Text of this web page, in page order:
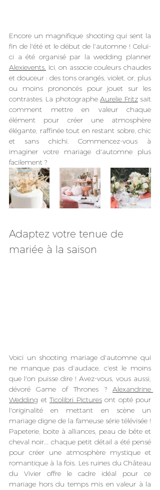
Encore un magnifique shooting qui sent la
fin de l'été et le début de l'automne ! Celui-
Alexievents. Ici, on associe couleurs chaudes
et douceur : des tons orangés, violet, or, plus
ou moins prononcés pour jouet sur les
contrastes. La photographe Aurelie Fritz sait
comment mettre en valeur chaque
élément pour créer une atmosphère
élégante, raffinée tout en restant sobre, chic
et sans chichi. Commencez-vous à
imaginer votre mariage d'automne plus
facilement ?
Adaptez votre tenue de
mariée à la saison
Voici un shooting mariage d'automne qui
ne manque pas d'audace, c'est le moins
que l'on puisse dire ! Avez-vous, vous aussi,
dévoré Game of Thrones ? Alexandrine
Wedding et Ticolibri Pictures ont opté pour
l'originalité en mettant en scène un
mariage digne de la fameuse série télévisée !
Papeterie, boite à alliances, peau de bête et
cheval noir... chaque petit détail a été pensé
pour créer une atmosphère mystique et
romantique à la fois. Les ruines du Château
du Vivier offre le cadre idéal pour ce
mariage hors du temps mis en valeur à la